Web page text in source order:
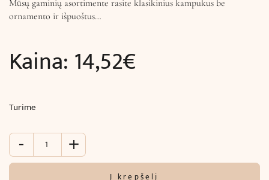
Mūsų gaminių asortimente rasite klasikinius kampukus be
ornamento ir išpuoštus…
Kaina: 14,52€
Turime
-
produkto
Dekoratyvinis
+
Į krepšelį